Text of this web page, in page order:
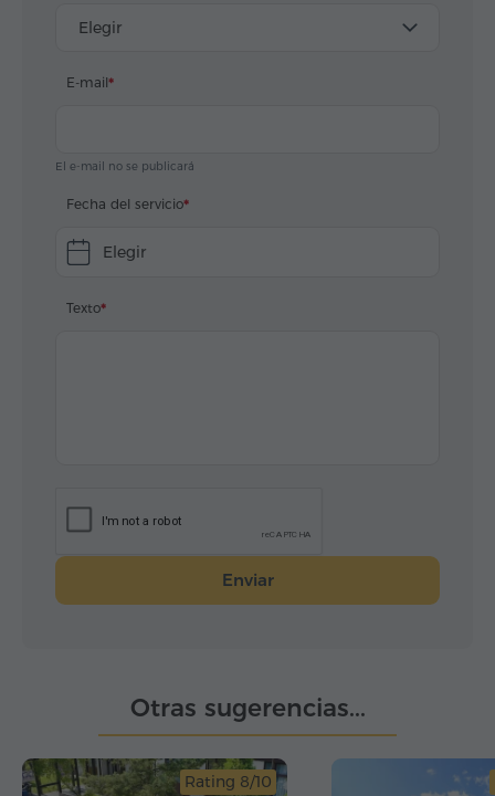
Elegir
E-mail
El e-mail no se publicará
Fecha del servicio
Elegir
Texto
Enviar
Otras sugerencias...
Rating 8/10